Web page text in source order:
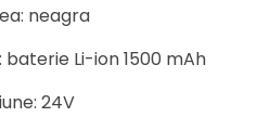
neagra
Li-ion 1500 mAh
24V